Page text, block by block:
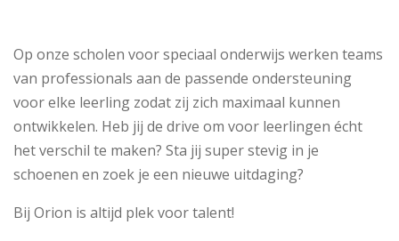
Op onze scholen voor speciaal onderwijs werken teams
van professionals aan de passende ondersteuning
voor elke leerling zodat zij zich maximaal kunnen
ontwikkelen. Heb jij de drive om voor leerlingen écht
het verschil te maken? Sta jij super stevig in je
schoenen en zoek je een nieuwe uitdaging?
Bij Orion is altijd plek voor talent!